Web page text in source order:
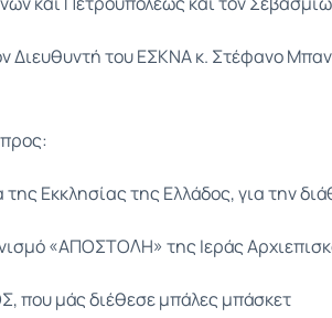
Διευθυντή του ΕΣΚΝΑ κ. Στέφανο
Εκκλησίας της Ελλάδος, για την
«ΑΠΟΣΤΟΛΗ» της Ιεράς
μάς διέθεσε μπάλες μπάσκετ